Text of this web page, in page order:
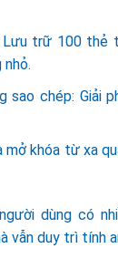
trữ 100 thẻ
nhỏ.
sao chép: Giải
mở khóa từ xa
dùng có
vẫn duy trì tính